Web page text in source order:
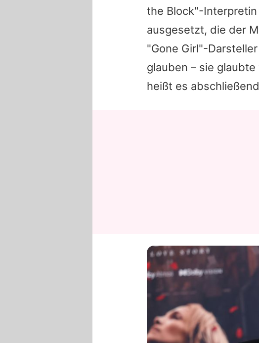
the Block"-Interpretin
ausgesetzt, die der
"Gone Girl"-
glauben – sie
heißt es